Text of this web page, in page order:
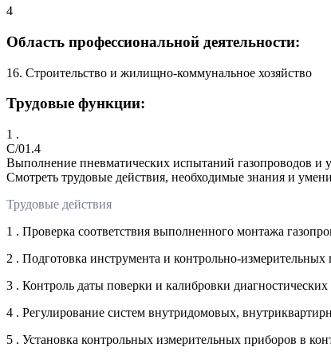
4
Область профессиональной деятельности:
16. Строительство и жилищно-коммунальное хозяйство
Трудовые функции:
1 .
C/01.4
Выполнение пневматических испытаний газопроводов и
Смотреть трудовые действия, необходимые знания и
Трудовые действия
1 . Проверка соответствия выполненного монтажа
2 . Подготовка инструмента и контрольно-
3 . Контроль даты поверки и калибровки
4 . Регулирование систем внутридомовых,
5 . Установка контрольных измерительных приборов в